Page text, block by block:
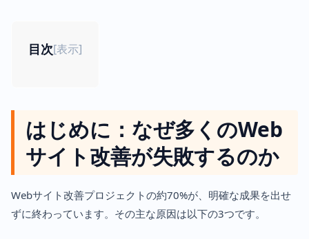
目次[表示]
はじめに：なぜ多くのWeb
サイト改善が失敗するのか
Webサイト改善プロジェクトの約70%が、明確な成果を出せ
ずに終わっています。その主な原因は以下の3つです。